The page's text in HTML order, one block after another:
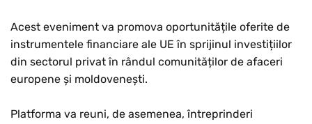
Acest eveniment va promova oportunitățile oferite de
instrumentele financiare ale UE în sprijinul investițiilor
din sectorul privat în rândul comunităților de afaceri
europene și moldovenești.
Platforma va reuni, de asemenea, întreprinderi